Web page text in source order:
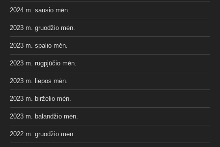
2024 m. sausio mėn.
2023 m. gruodžio mėn.
2023 m. spalio mėn.
2023 m. rugpjūčio mėn.
2023 m. liepos mėn.
2023 m. birželio mėn.
2023 m. balandžio mėn.
2022 m. gruodžio mėn.